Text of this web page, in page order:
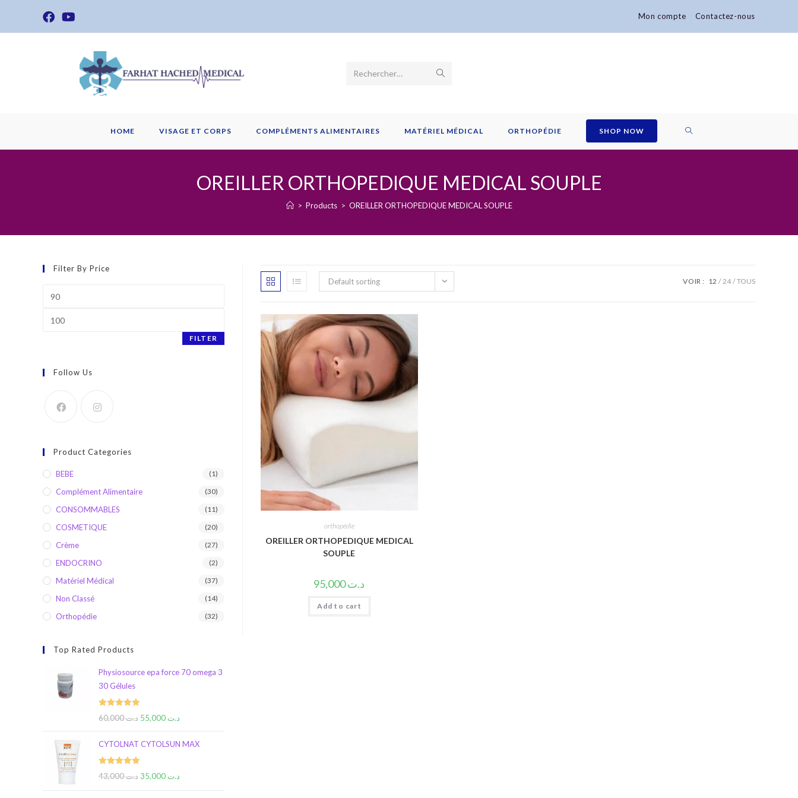
Mon compte Contactez-nous
Rechercher…
HOME VISAGE ET CORPS COMPLÉMENTS ALIMENTAIRES MATÉRIEL MÉDICAL ORTHOPÉDIE SHOP NOW TOGGLE
OREILLER ORTHOPEDIQUE MEDICAL SOUPLE
> Products > OREILLER ORTHOPEDIQUE MEDICAL SOUPLE
Default sorting VOIR : 12 24 TOUS
orthopédie
OREILLER ORTHOPEDIQUE MEDICAL
SOUPLE
د.ت95,000
Add to cart
Filter By Price
price
price
FILTER
Follow Us
Product Categories
BEBE (1)
Complément Alimentaire (30)
CONSOMMABLES (11)
COSMETIQUE (20)
Crème (27)
ENDOCRINO (2)
Matériel Médical (37)
Non Classé (14)
Orthopédie (32)
Top Rated Products
Physiosource epa force 70 omega 3
30 Gélules
Rated 5.00د.ت60,000 د.ت
CYTOLNAT CYTOLSUN MAX
Rated5.00د.ت43,000 د.ت